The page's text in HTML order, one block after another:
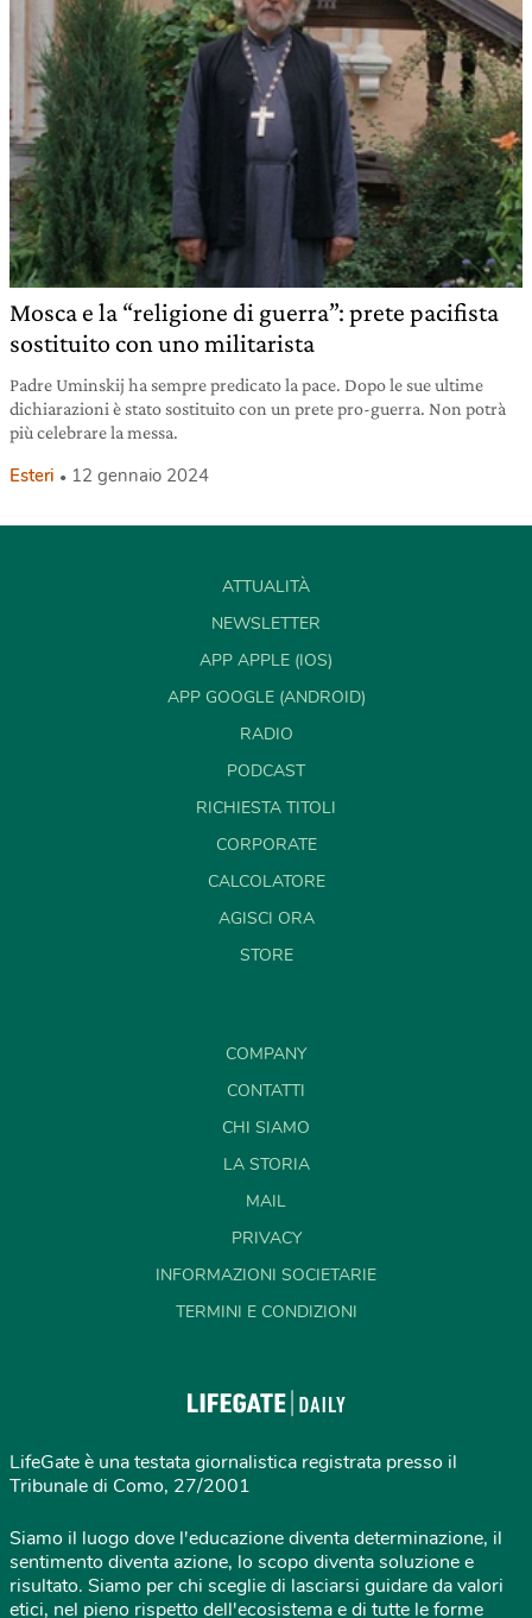
Mosca e la “religione di guerra”: prete pacifista
sostituito con uno militarista
Padre Uminskij ha sempre predicato la pace. Dopo le sue ultime
dichiarazioni è stato sostituito con un prete pro-guerra. Non potrà
più celebrare la messa.
Esteri 12 gennaio 2024
ATTUALITÀ
NEWSLETTER
APP APPLE (IOS)
APP GOOGLE (ANDROID)
RADIO
PODCAST
RICHIESTA TITOLI
CORPORATE
CALCOLATORE
AGISCI ORA
STORE
COMPANY
CONTATTI
CHI SIAMO
LA STORIA
MAIL
PRIVACY
INFORMAZIONI SOCIETARIE
TERMINI E CONDIZIONI
LifeGate è una testata giornalistica registrata presso il
Tribunale di Como, 27/2001
Siamo il luogo dove l'educazione diventa determinazione, il
sentimento diventa azione, lo scopo diventa soluzione e
risultato. Siamo per chi sceglie di lasciarsi guidare da valori
etici, nel pieno rispetto dell'ecosistema e di tutte le forme